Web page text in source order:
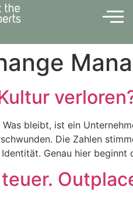
bleibt, ist ein
Die Zahlen
Genau hier